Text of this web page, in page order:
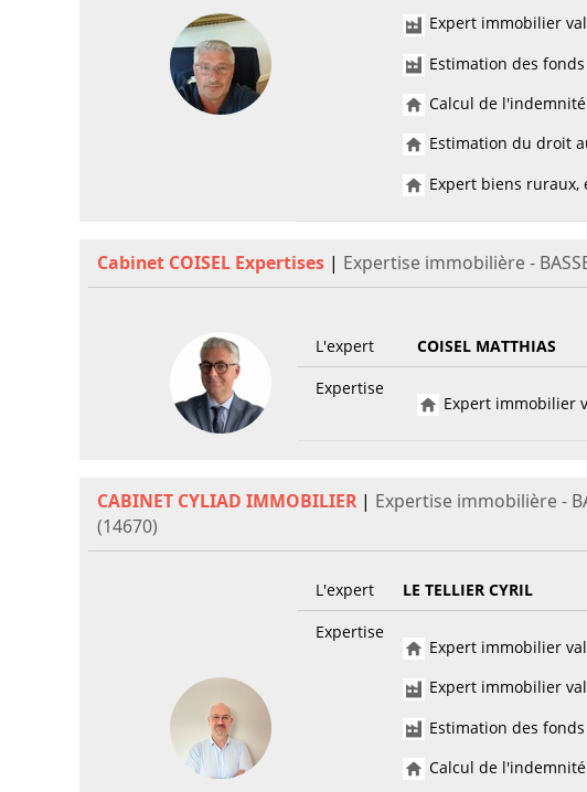
Expert immobilier
Estimation des
Calcul de
Estimation du droit
Expert biens ruraux,
Cabinet COISEL Expertises | Expertise immobilière -
L'expert
COISEL MATTHIAS
Expertise
Expert immobilier
CABINET CYLIAD IMMOBILIER | Expertise immobilière -
(14670)
L'expert
LE TELLIER CYRIL
Expertise
Expert immobilier
Expert immobilier
Estimation des
Calcul de